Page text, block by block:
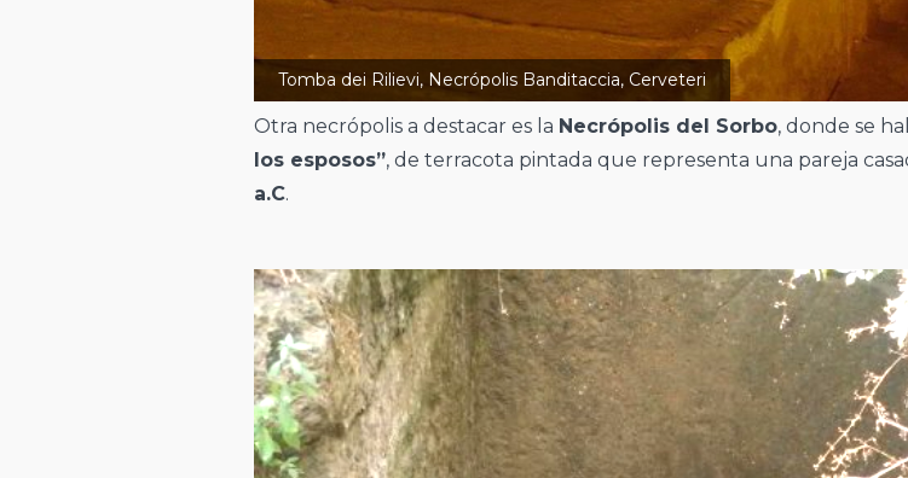
Tomba dei Rilievi, Necrópolis Banditaccia, Cerveteri
Otra necrópolis a destacar es la Necrópolis del Sorbo, donde se
los esposos”, de terracota pintada que representa una pareja
a.C.